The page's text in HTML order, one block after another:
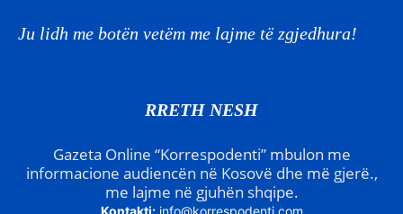
Ju lidh me botën vetëm me lajme të zgjedhura!
RRETH NESH
Gazeta Online “Korrespodenti” mbulon me
informacione audiencën në Kosovë dhe më gjerë.,
me lajme në gjuhën shqipe.